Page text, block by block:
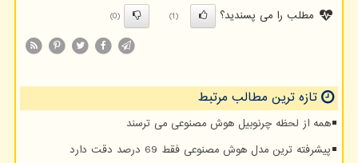
مطلب را می پسندید؟
(1)
(0)
تازه ترین مطالب مرتبط
همه از لحظه چرنوبیل هوش مصنوعی می ترسند
پیشرفته ترین مدل هوش مصنوعی فقط 69 درصد دقت دارد